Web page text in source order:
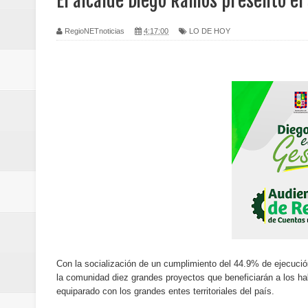
transferencias prevista para los
Regionetnoticias / El Aeropuerto
Regionetnoticias / Operacion
Regionetnoticias / Caldas
basadas en género
Regionetnoticias / Valle del
Regionetnoticias / La Alcaldía
atención
RegioNETnoticias 4:17:00 LO DE HOY
Con la socialización de un cumplimiento del 44.9% de
la comunidad diez grandes proyectos que beneficiarán a los
equiparado con los grandes entes territoriales del país.